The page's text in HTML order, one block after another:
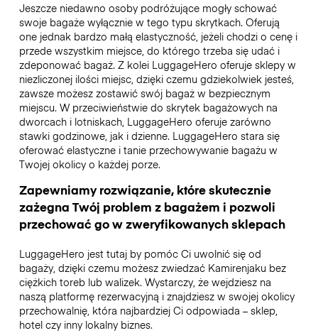
Jeszcze niedawno osoby podróżujące mogły schować
swoje bagaże wyłącznie w tego typu skrytkach. Oferują
one jednak bardzo małą elastyczność, jeżeli chodzi o cenę i
przede wszystkim miejsce, do którego trzeba się udać i
zdeponować bagaż. Z kolei LuggageHero oferuje sklepy w
niezliczonej ilości miejsc, dzięki czemu gdziekolwiek jesteś,
zawsze możesz zostawić swój bagaż w bezpiecznym
miejscu. W przeciwieństwie do skrytek bagażowych na
dworcach i lotniskach, LuggageHero oferuje zarówno
stawki godzinowe, jak i dzienne. LuggageHero stara się
oferować elastyczne i tanie przechowywanie bagażu w
Twojej okolicy o każdej porze.
Zapewniamy rozwiązanie, które skutecznie
zażegna Twój problem z bagażem i pozwoli
przechować go w zweryfikowanych sklepach
LuggageHero jest tutaj by pomóc Ci uwolnić się od
bagaży, dzięki czemu możesz zwiedzać Kamirenjaku bez
ciężkich toreb lub walizek. Wystarczy, że wejdziesz na
naszą platformę rezerwacyjną i znajdziesz w swojej okolicy
przechowalnię, która najbardziej Ci odpowiada – sklep,
hotel czy inny lokalny biznes.